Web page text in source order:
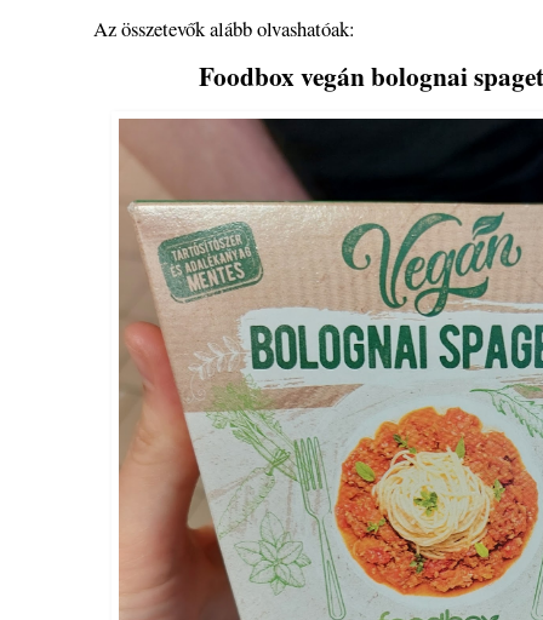
Az összetevők alább olvashatóak:
Foodbox vegán bolognai